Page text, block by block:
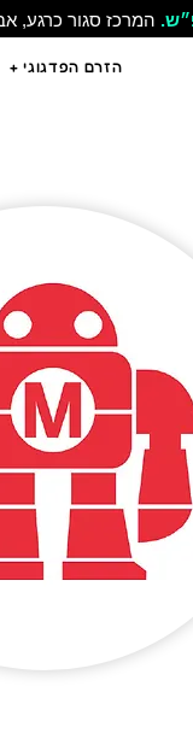
המרכז סגור כרגע,
הזרם הפדגוגי +